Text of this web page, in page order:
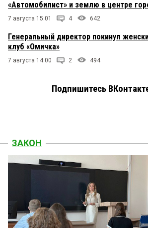
«Автомобилист» и землю в центре
7 августа 15:01 4 642
Генеральный директор покинул
клуб «Омичка»
7 августа 14:00 2 494
Подпишитесь
ЗАКОН